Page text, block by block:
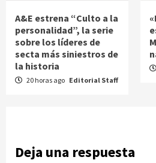
A&E estrena “Culto a la
personalidad”, la serie
sobre los líderes de
secta más siniestros de
la historia
20 horas ago Editorial Staff
Deja una respuesta